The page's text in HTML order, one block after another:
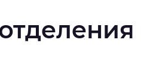
С засечками